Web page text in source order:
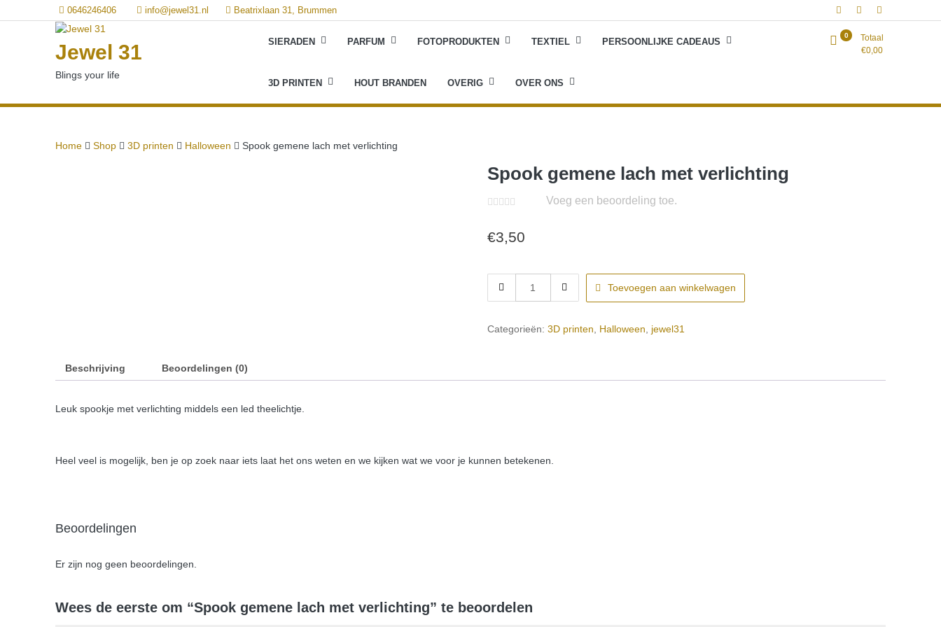
naar
0646246406 info@jewel31.nl Beatrixlaan 31, Brummen
Jewel 31
Blings your life
SIERADEN PARFUM FOTOPRODUKTEN TEXTIEL PERSOONLIJKE CADEAUS
3D PRINTEN HOUT BRANDEN OVERIG OVER ONS
0
Totaal
€0,00
Home Shop 3D printen Halloween Spook gemene lach met verlichting
Spook gemene lach met verlichting
Voeg een beoordeling toe.
€3,50
gemene
met
Toevoegen aan winkelwagen
Categorieën: 3D printen Halloween jewel31
Beschrijving Beoordelingen (0)
Leuk spookje met verlichting middels een led theelichtje.
Heel veel is mogelijk, ben je op zoek naar iets laat het ons weten en we kijken wat we voor je kunnen betekenen.
Beoordelingen
Er zijn nog geen beoordelingen.
Wees de eerste om “Spook gemene lach met verlichting” te beoordelen